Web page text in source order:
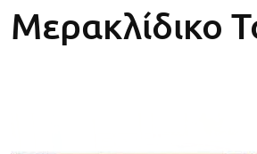
Μερακλίδικο